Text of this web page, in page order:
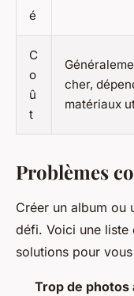
é
C
o
û
t
cher,
matériaux
Problèmes
Créer un album ou
défi. Voici une liste
solutions pour
Trop de photos